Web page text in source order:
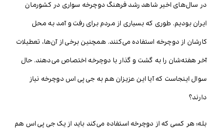
در سال‌های اخیر شاهد رشد فرهنگ دوچرخه سواری در کشورمان
ایران بودیم. طوری که بسیاری از مردم برای رفت و آمد به محل
کارشان از دوچرخه استفاده می‌کنند. همچنین برخی از آن‌ها، تعطیلات
آخر هفته‌شان را به گشت و گذار با دوچرخه اختصاص می‌دهند. حال
سوال اینجاست که آیا این عزیزان هم به جی پی اس دوچرخه نیاز
دارند؟
بله؛ هر کسی که از دوچرخه استفاده می‌کند باید از یک جی پی اس هم